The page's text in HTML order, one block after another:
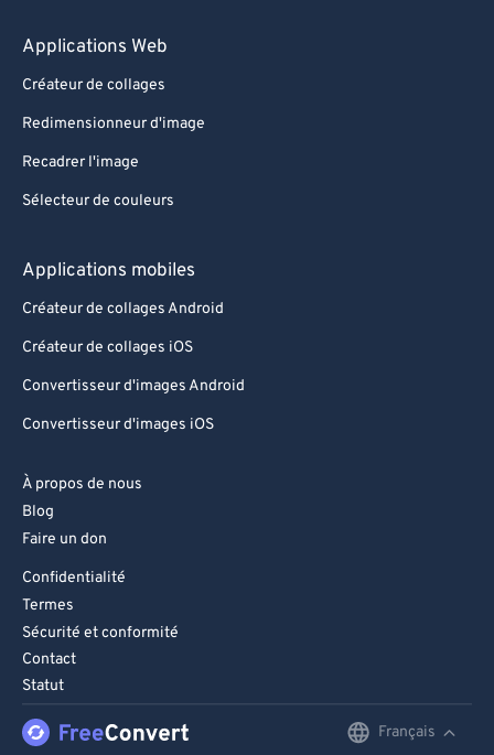
Applications Web
Créateur de collages
Redimensionneur d'image
Recadrer l'image
Sélecteur de couleurs
Applications mobiles
Créateur de collages Android
Créateur de collages iOS
Convertisseur d'images Android
Convertisseur d'images iOS
À propos de nous
Blog
Faire un don
Confidentialité
Termes
Sécurité et conformité
Contact
Statut
Français